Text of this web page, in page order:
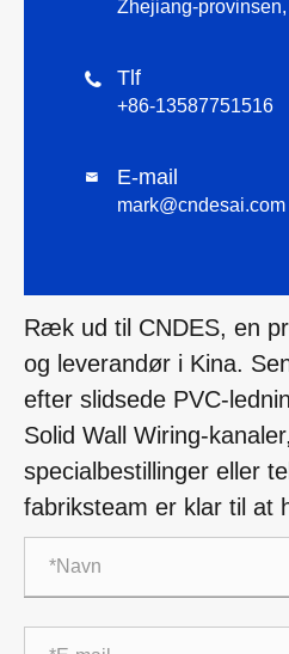
Zhejiang-
 Tlf
+86-13587751516
 E-mail
mark@cndesai.com
Ræk ud til CNDES, en
og leverandør i Kina.
efter slidsede PVC-
Solid Wall Wiring-
specialbestillinger eller
fabriksteam er klar til at